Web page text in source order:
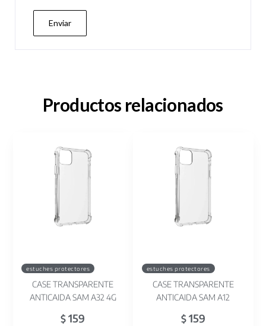
Productos relacionados
estuches protectores
CASE TRANSPARENTE
ANTICAIDA SAM A32 4G
$ 159
estuches protectores
CASE TRANSPARENTE
ANTICAIDA SAM A12
$159